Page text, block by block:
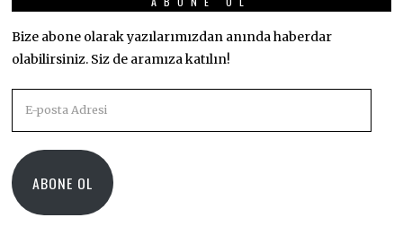
Bize abone olarak yazılarımızdan anında haberdar
olabilirsiniz. Siz de aramıza katılın!
posta
ABONE OL